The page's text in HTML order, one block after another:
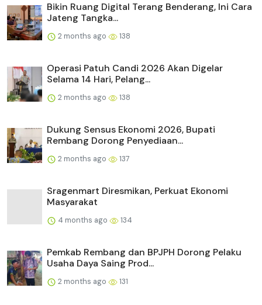
Bikin Ruang Digital Terang Benderang, Ini Cara
Jateng Tangka...
2 months ago 138
Operasi Patuh Candi 2026 Akan Digelar
Selama 14 Hari, Pelang...
2 months ago 138
Dukung Sensus Ekonomi 2026, Bupati
Rembang Dorong Penyediaan...
2 months ago 137
Sragenmart Diresmikan, Perkuat Ekonomi
Masyarakat
4 months ago 134
Pemkab Rembang dan BPJPH Dorong Pelaku
Usaha Daya Saing Prod...
2 months ago 131